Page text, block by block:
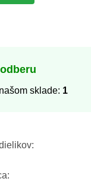
sklade: 1